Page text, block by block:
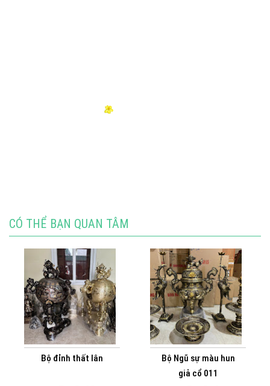
CÓ THỂ BẠN QUAN TÂM
Bộ đỉnh thất lân
Bộ Ngũ sự màu hun
giả cổ 011